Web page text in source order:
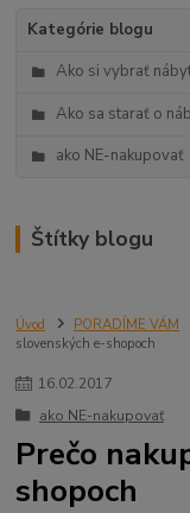
Kategórie blogu
Ako si vybrať
Ako sa starať o
ako NE-nakupovať
Štítky blogu
Úvod PORADÍME VÁM
slovenských e-shopoch
16.02.2017
ako NE-nakupovať
Prečo
shopoch